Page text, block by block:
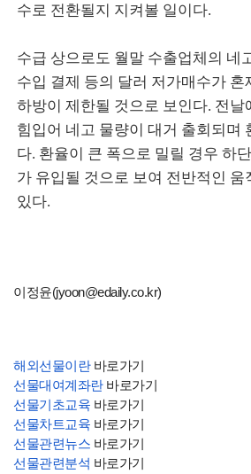
수로 전환될지 지켜볼 일이다.
수급 상으로도 월말 수출업체의 네
수입 결제 등의 달러 저가매수가 혼
하방이 제한될 것으로 보인다. 전날
힘입어 네고 물량이 대거 출회되며
다. 환율이 큰 폭으로 밀릴 경우 하
가 유입될 것으로 보여 전반적인 움
있다.
이정윤(jyoon@edaily.co.kr)
해외선물이란바로가기
선물대여계좌란바로가기
선물기초교육 바로가기
선물차트교육 바로가기
선물관련뉴스 바로가기
선물관련분석 바로가기